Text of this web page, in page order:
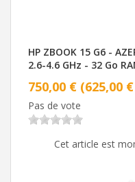
HP ZBOOK 15 G6 -
2.6-4.6 GHz - 32 Go
750,00 € (625,00
Pas de vote
Cet article est